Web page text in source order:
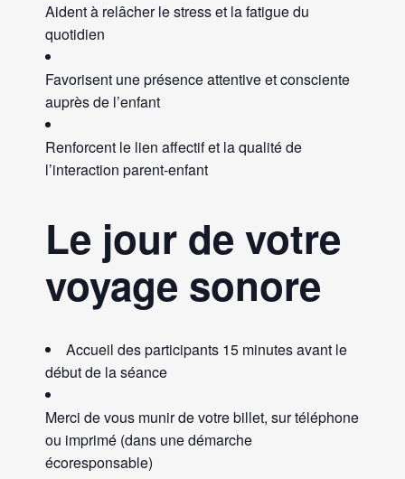
Aident à relâcher le stress et la fatigue du
quotidien
Favorisent une présence attentive et consciente
auprès de l’enfant
Renforcent le lien affectif et la qualité de
l’interaction parent-enfant
Le jour de votre
voyage sonore
Accueil des participants 15 minutes avant le
début de la séance
Merci de vous munir de votre billet, sur téléphone
ou imprimé (dans une démarche
écoresponsable)